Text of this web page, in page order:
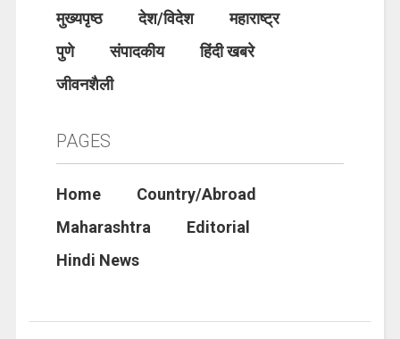
मुख्यपृष्ठ देश/विदेश
महाराष्ट्र
पुणे
संपादकीय
हिंदी खबरे
जीवनशैली
PAGES
Home
Country/Abroad
Maharashtra
Editorial
Hindi News